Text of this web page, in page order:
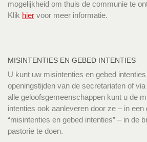
mogelijkheid om thuis de communie te
Klik hier voor meer informatie.
MISINTENTIES EN GEBED INTENTIES
U kunt uw misintenties en gebed
openingstijden van de secretariaten of
alle geloofsgemeenschappen kunt u de
intenties ook aanleveren door ze – in een
“misintenties en gebed intenties” – in de
pastorie te doen.